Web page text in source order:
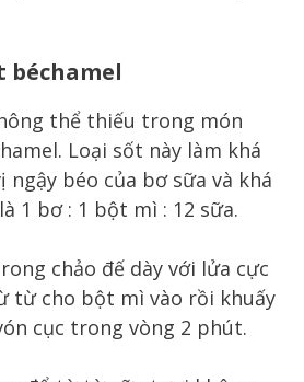
béchamel
thể thiếu trong món
Loại sốt này làm khá
ngậy béo của bơ sữa và khá
1 bơ : 1 bột mì : 12 sữa.
chảo đế dày với lửa cực
từ cho bột mì vào rồi khuấy
cục trong vòng 2 phút.